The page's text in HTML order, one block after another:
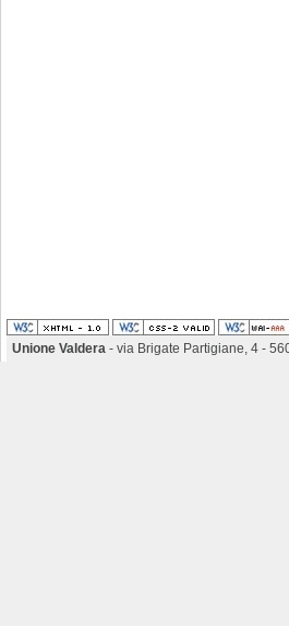
Unione Valdera - via Brigate Partigiane, 4 -